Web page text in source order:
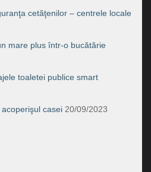
cetăţenilor – centrele locale
mare plus într-o bucătărie
toaletei publice smart
casei 20/09/2023